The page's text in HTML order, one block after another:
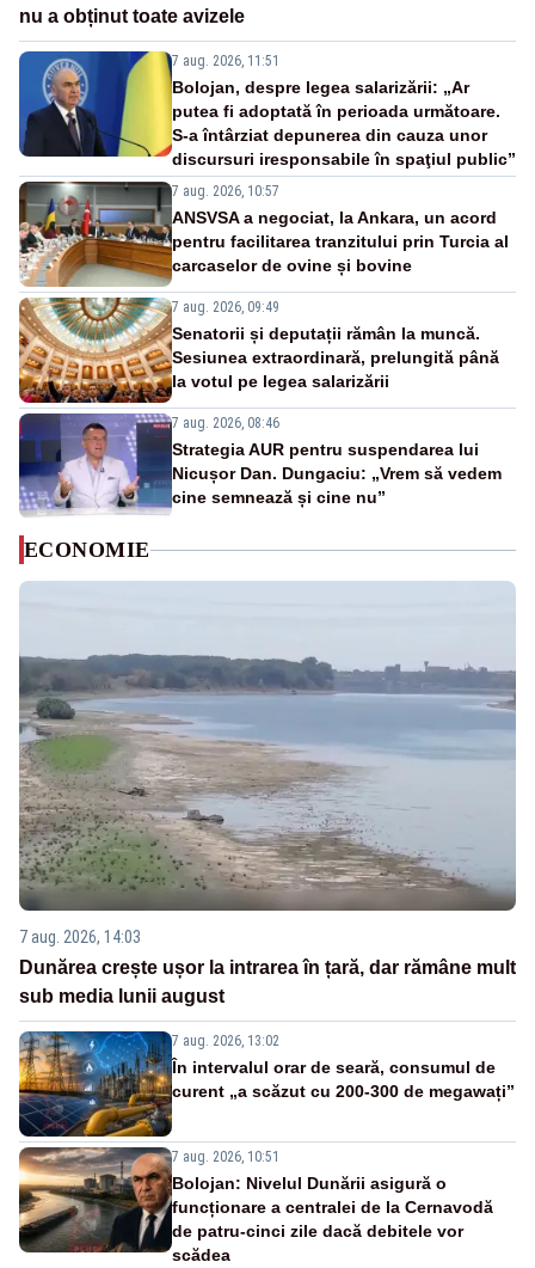
nu a obținut toate avizele
7 aug. 2026, 11:51
Bolojan, despre legea salarizării: „Ar
putea fi adoptată în perioada următoare.
S-a întârziat depunerea din cauza unor
discursuri iresponsabile în spaţiul public”
7 aug. 2026, 10:57
ANSVSA a negociat, la Ankara, un acord
pentru facilitarea tranzitului prin Turcia al
carcaselor de ovine și bovine
7 aug. 2026, 09:49
Senatorii și deputații rămân la muncă.
Sesiunea extraordinară, prelungită până
la votul pe legea salarizării
7 aug. 2026, 08:46
Strategia AUR pentru suspendarea lui
Nicușor Dan. Dungaciu: „Vrem să vedem
cine semnează și cine nu”
ECONOMIE
7 aug. 2026, 14:03
Dunărea crește ușor la intrarea în țară, dar rămâne mult
sub media lunii august
7 aug. 2026, 13:02
În intervalul orar de seară, consumul de
curent „a scăzut cu 200-300 de megawați”
7 aug. 2026, 10:51
Bolojan: Nivelul Dunării asigură o
funcționare a centralei de la Cernavodă
de patru-cinci zile dacă debitele vor
scădea